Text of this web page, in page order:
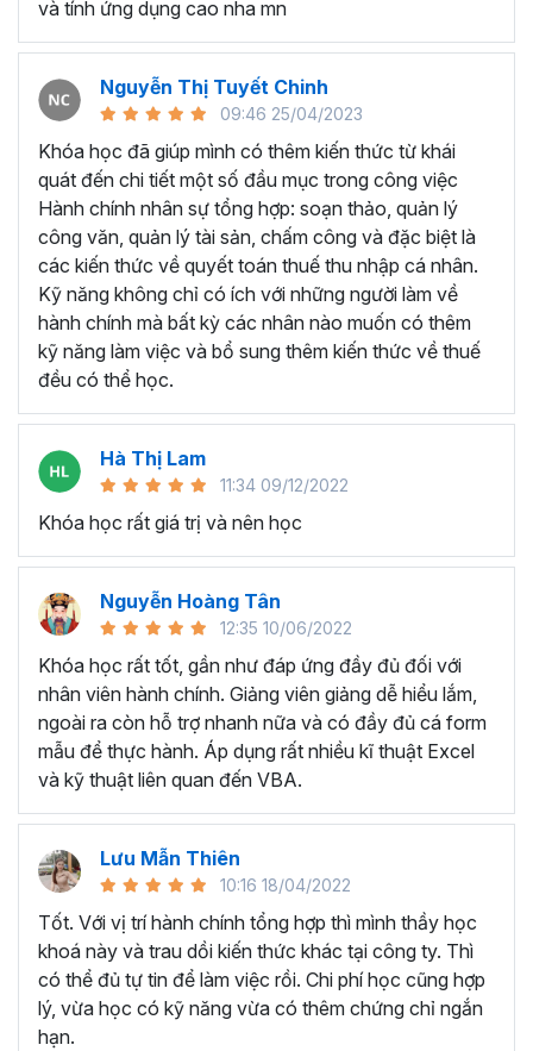
Có khả năng lưu trữ và cập nhật thường xuyên các
thông tin, hợp đồng và dữ liệu quan trọng về nhân
Xử lý các văn bản, thủ tục nhằm hỗ trợ việc quản lý
hành chính theo các quy trình chuẩn.
Biết dự đoán nhu cầu nhân sự, tham gia vào chiến
lược tuyển dụng, tổ chức phỏng vấn, và tham gia
vào quản lý lương thưởng.
Hỗ trợ xây dựng hệ thống quản lý, tạo mối liên kết
giữa quản lý và nhân viên, cũng như giữa các bộ
phận khác nhau.
Lên kế hoạch và tổ chức các chương trình đào tạo
nhằm hỗ trợ nhân viên mới và nâng cao hiệu quả
công việc.
Những kỹ năng này không chỉ giúp nhân viên hành chính
nhân sự thực hiện công việc một cách hiệu quả , được
đánh giá cao từ cấp trên, mà nó còn là yếu tố quan trọng
khi bạn chuyển đổi và thích nghi với môi trường làm việc
năng và kinh nghiệm, họ có khả năng giải quyết các vấn
đề một cách triệt để và được đánh giá cao hơn trong môi
trường làm việc.
Mục tiêu khi tham gia khóa
học?
Sau khi kết thúc khóa học, học viên có thể tự tin:
Nắm rõ về bản chất công việc Hành chính Nhân sự
Từ việc tuyển dụng đến quản lý hành chính, tiền lương,
pháp chế và bảo hiểm, chúng ta phải hiểu được nhiệm vụ
và biết mình cần phải làm gì đối với các đầu công việc như
này.
Hiểu biết sâu về luật lao động và quy định nhân sự
giúp hỗ trợ ban giám đốc giải quyết các vấn đề phát sinh
và tính ứng dụng cao nha mn
Nguyễn Thị Tuyết Chinh
09:46 25/04/2023
Khóa học đã giúp mình có thêm kiến thức từ khái
quát đến chi tiết một số đầu mục trong công việc
Hành chính nhân sự tổng hợp: soạn thảo, quản lý
công văn, quản lý tài sản, chấm công và đặc biệt là
các kiến thức về quyết toán thuế thu nhập cá nhân.
Kỹ năng không chỉ có ích với những người làm về
hành chính mà bất kỳ các nhân nào muốn có thêm
kỹ năng làm việc và bổ sung thêm kiến thức về thuế
đều có thể học.
Hà Thị Lam
11:34 09/12/2022
Khóa học rất giá trị và nên học
Nguyễn Hoàng Tân
12:35 10/06/2022
Khóa học rất tốt, gần như đáp ứng đầy đủ đối với
nhân viên hành chính. Giảng viên giảng dễ hiểu lắm,
ngoài ra còn hỗ trợ nhanh nữa và có đầy đủ cá form
mẫu để thực hành. Áp dụng rất nhiều kĩ thuật Excel
và kỹ thuật liên quan đến VBA.
Lưu Mẫn Thiên
10:16 18/04/2022
Tốt. Với vị trí hành chính tổng hợp thì mình thầy học
khoá này và trau dồi kiến thức khác tại công ty. Thì
có thể đủ tự tin để làm việc rồi. Chi phí học cũng hợp
lý, vừa học có kỹ năng vừa có thêm chứng chỉ ngắn
hạn.